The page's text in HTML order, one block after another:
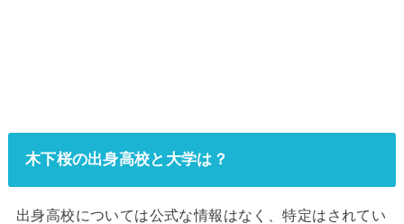
木下桜の出身高校と大学は？
出身高校については公式な情報はなく、特定はされてい